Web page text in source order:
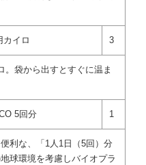
カイロ 3
。袋から出すとすぐに温ま
5回分 1
利な、「1人1日（5回）分
球環境を考慮しバイオプラ